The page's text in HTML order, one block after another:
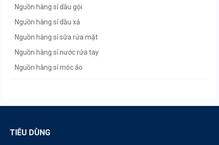
Nguồn hàng sỉ dầu gội
Nguồn hàng sỉ dầu xả
Nguồn hàng sỉ sữa rửa mặt
Nguồn hàng sỉ nước rửa tay
Nguồn hàng sỉ móc áo
Nguồn hàng sỉ siêu thị mini
TIÊU DÙNG